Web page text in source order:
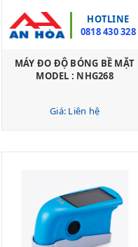
HOTLINE
0818 430 328
MÁY ĐO ĐỘ BÓNG BỀ MẶT
MODEL : NHG268
Giá: Liên hệ